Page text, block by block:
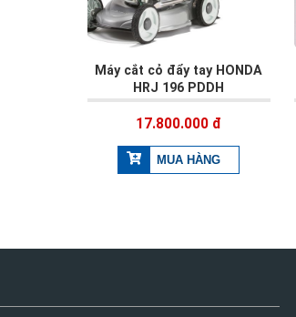
Máy cắt cỏ đẩy tay HONDA
HRJ 196 PDDH
17.800.000 đ